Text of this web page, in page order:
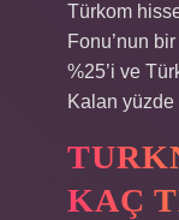
Türkom
Fonu’nun bir
%25’i ve
Kalan
KAÇ